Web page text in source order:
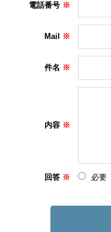
電話番号
Mail
件名
内容
回答 必要